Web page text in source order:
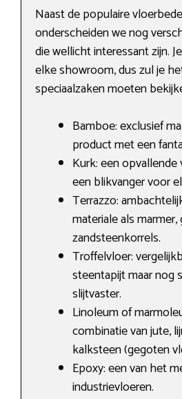
Naast de populaire
onderscheiden we nog
die wellicht interessant zijn.
elke showroom, dus zul je
speciaalzaken moeten
Bamboe: exclusief
product met een
Kurk: een opvallende
een blikvanger voor
Terrazzo:
materiale als
zandsteenkorrels.
Troffelvloer:
steentapijt maar nog
slijtvaster.
Linoleum of
combinatie van jute,
kalksteen (gegoten
Epoxy: een van het
industrievloeren.